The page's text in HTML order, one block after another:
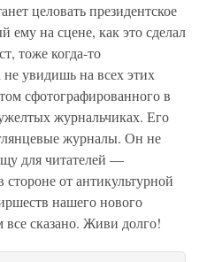
целовать президентское
ему на сцене, как это сделал
тоже когда-то
увидишь на всех этих
сфотографированного в
журнальчиках. Его
журналы. Он не
для читателей —
стороне от антикультурной
нашего нового
сказано. Живи долго!